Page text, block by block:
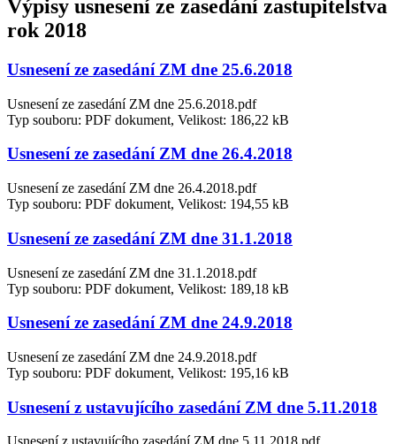
Výpisy usnesení ze zasedání zastupitelstva
rok 2018
Usnesení ze zasedání ZM dne 25.6.2018
Usnesení ze zasedání ZM dne 25.6.2018.pdf
Typ souboru: PDF dokument, Velikost: 186,22 kB
Usnesení ze zasedání ZM dne 26.4.2018
Usnesení ze zasedání ZM dne 26.4.2018.pdf
Typ souboru: PDF dokument, Velikost: 194,55 kB
Usnesení ze zasedání ZM dne 31.1.2018
Usnesení ze zasedání ZM dne 31.1.2018.pdf
Typ souboru: PDF dokument, Velikost: 189,18 kB
Usnesení ze zasedání ZM dne 24.9.2018
Usnesení ze zasedání ZM dne 24.9.2018.pdf
Typ souboru: PDF dokument, Velikost: 195,16 kB
Usnesení z ustavujícího zasedání ZM dne 5.11.2018